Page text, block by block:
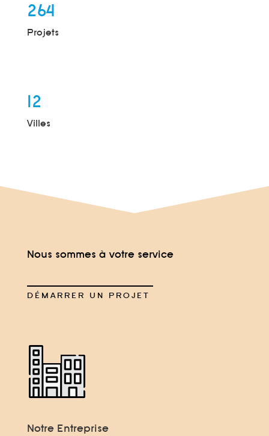
264
Projets
12
Villes
Nous sommes à votre service
DÉMARRER UN PROJET
Notre Entreprise